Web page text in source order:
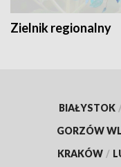
Zielnik regionalny
BIAŁYSTOK
GORZÓW
KRAKÓW /